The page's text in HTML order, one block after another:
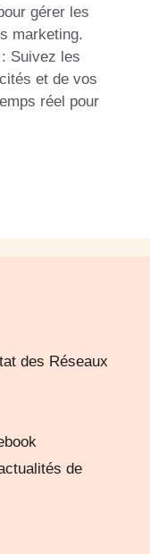
gérer les
marketing.
: Suivez les
et de vos
réel pour
des Réseaux
de